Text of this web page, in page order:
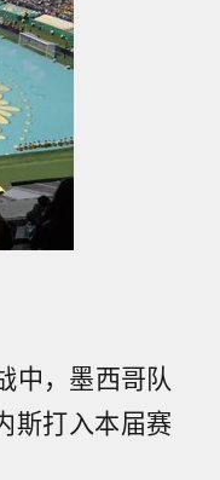
中，墨西哥队
斯打入本届赛